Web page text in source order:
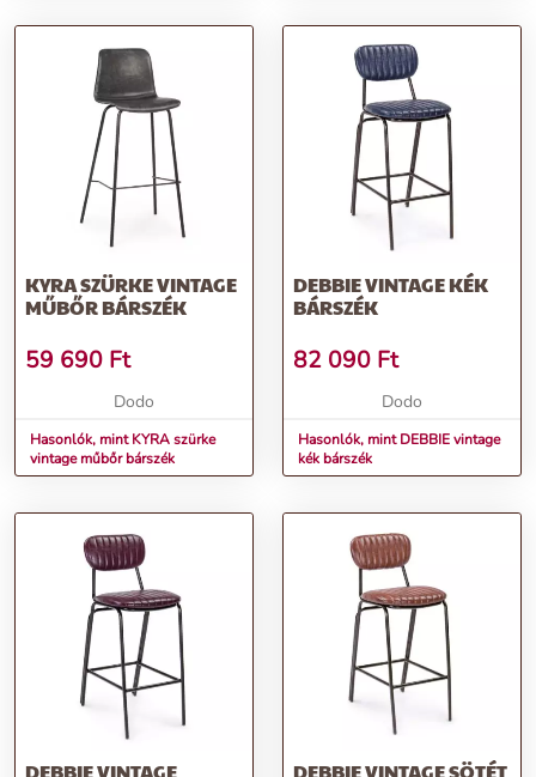
KYRA SZÜRKE VINTAGE
MŰBŐR BÁRSZÉK
59 690 Ft
Dodo
Hasonlók, mint KYRA szürke
vintage műbőr bárszék
DEBBIE VINTAGE KÉK
BÁRSZÉK
82 090 Ft
Dodo
Hasonlók, mint DEBBIE vintage
kék bárszék